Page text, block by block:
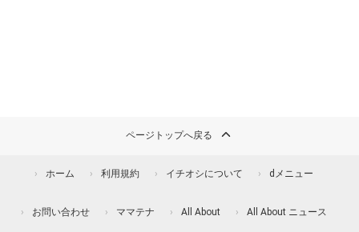
ページトップへ戻る
ホーム 利用規約 イチオシについて dメニュー
お問い合わせ ママテナ All About All About ニュース